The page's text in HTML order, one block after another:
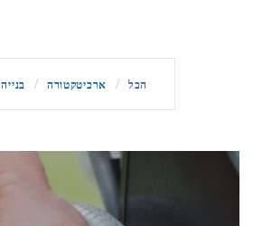
הכל ארכיטקטורה בנייה